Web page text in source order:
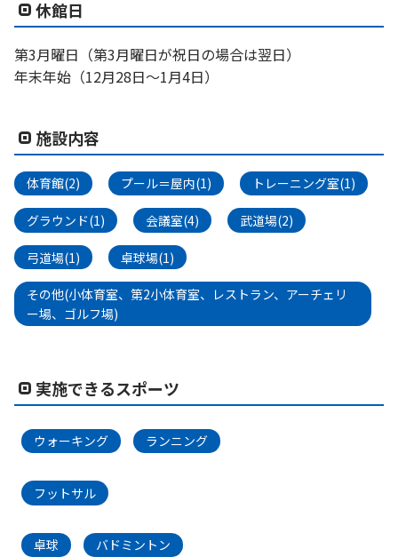
休館日
第3月曜日（第3月曜日が祝日の場合は翌日）
年末年始（12月28日〜1月4日）
施設内容
体育館(2) プール＝屋内(1) トレーニング室(1)
グラウンド(1) 会議室(4) 武道場(2)
弓道場(1) 卓球場(1)
その他(小体育室、第2小体育室、レストラン、アーチェリ
ー場、ゴルフ場)
実施できるスポーツ
ウォーキング ランニング
フットサル
卓球 バドミントン